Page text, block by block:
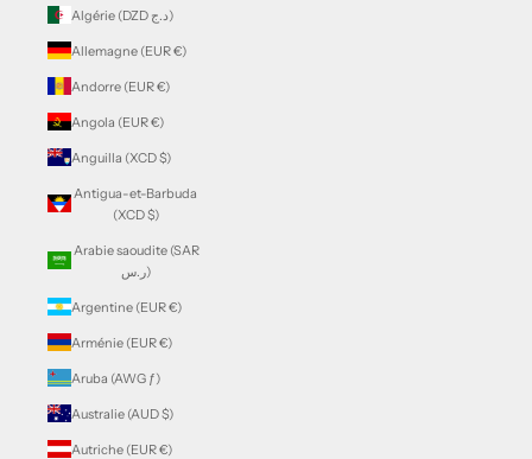
Algérie (DZD د.ج)
Allemagne (EUR €)
Andorre (EUR €)
Angola (EUR €)
Anguilla (XCD $)
Antigua-et-Barbuda
(XCD $)
Arabie saoudite (SAR
ر.س)
Argentine (EUR €)
Arménie (EUR €)
Aruba (AWG ƒ)
Australie (AUD $)
Autriche (EUR €)